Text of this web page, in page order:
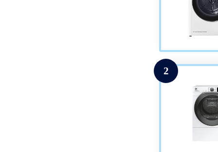
2